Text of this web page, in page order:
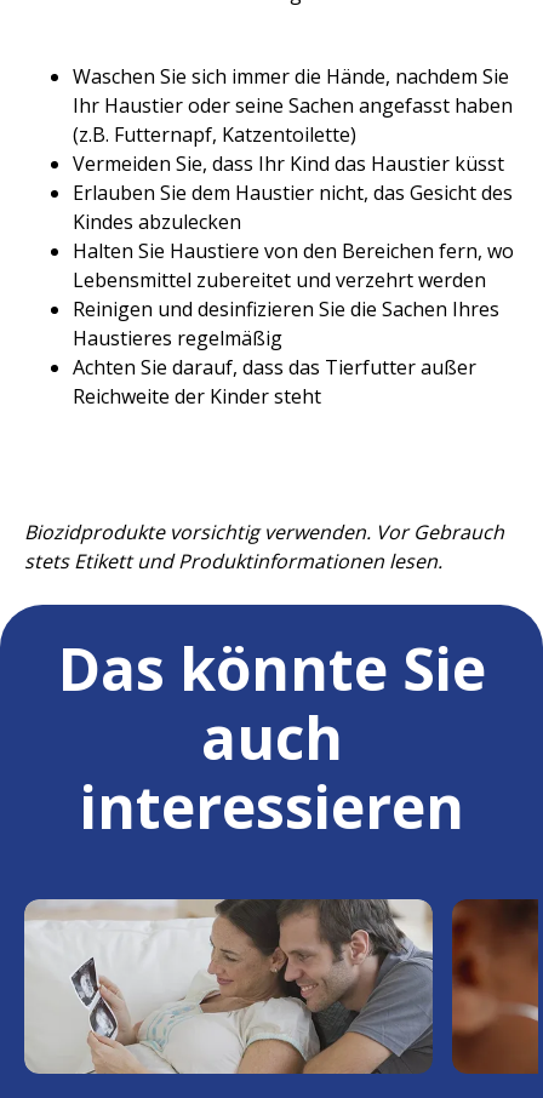
Waschen Sie sich immer die Hände, nachdem Sie
Ihr Haustier oder seine Sachen angefasst haben
(z.B. Futternapf, Katzentoilette)
Vermeiden Sie, dass Ihr Kind das Haustier küsst
Erlauben Sie dem Haustier nicht, das Gesicht des
Kindes abzulecken
Halten Sie Haustiere von den Bereichen fern, wo
Lebensmittel zubereitet und verzehrt werden
Reinigen und desinfizieren Sie die Sachen Ihres
Haustieres regelmäßig
Achten Sie darauf, dass das Tierfutter außer
Reichweite der Kinder steht
Biozidprodukte vorsichtig verwenden. Vor Gebrauch
stets Etikett und Produktinformationen lesen.
Das könnte Sie
auch
interessieren